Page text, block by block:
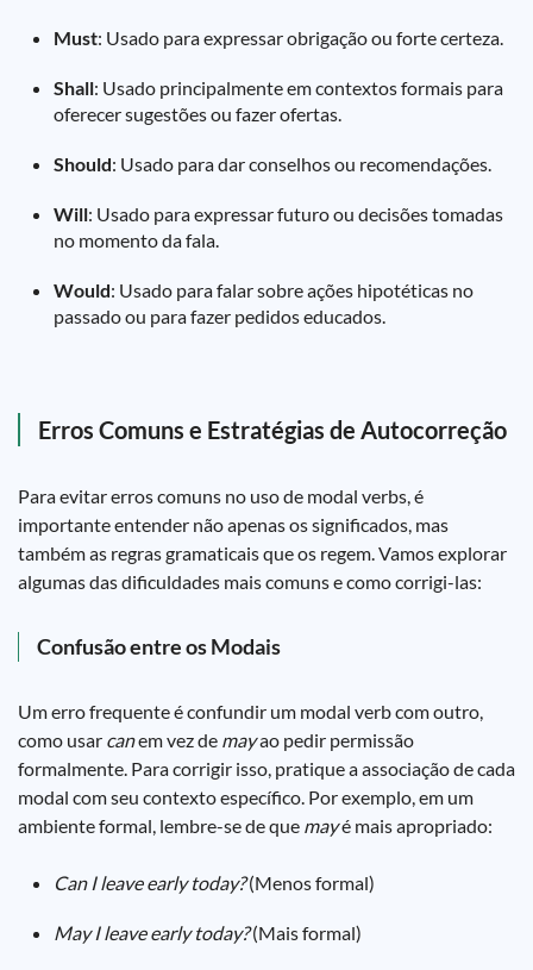
Must: Usado para expressar obrigação ou forte certeza.
Shall: Usado principalmente em contextos formais para
oferecer sugestões ou fazer ofertas.
Should: Usado para dar conselhos ou recomendações.
Will: Usado para expressar futuro ou decisões tomadas
no momento da fala.
Would: Usado para falar sobre ações hipotéticas no
passado ou para fazer pedidos educados.
Erros Comuns e Estratégias de Autocorreção
Para evitar erros comuns no uso de modal verbs, é
importante entender não apenas os significados, mas
também as regras gramaticais que os regem. Vamos explorar
algumas das dificuldades mais comuns e como corrigi-las:
Confusão entre os Modais
Um erro frequente é confundir um modal verb com outro,
como usar canem vez de mayao pedir permissão
formalmente. Para corrigir isso, pratique a associação de cada
modal com seu contexto específico. Por exemplo, em um
ambiente formal, lembre-se de que mayé mais apropriado:
Can I leave early today?(Menos formal)
May I leave early today?(Mais formal)